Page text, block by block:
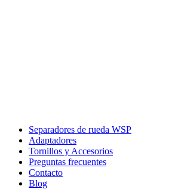
Separadores de rueda WSP
Adaptadores
Tornillos y Accesorios
Preguntas frecuentes
Contacto
Blog